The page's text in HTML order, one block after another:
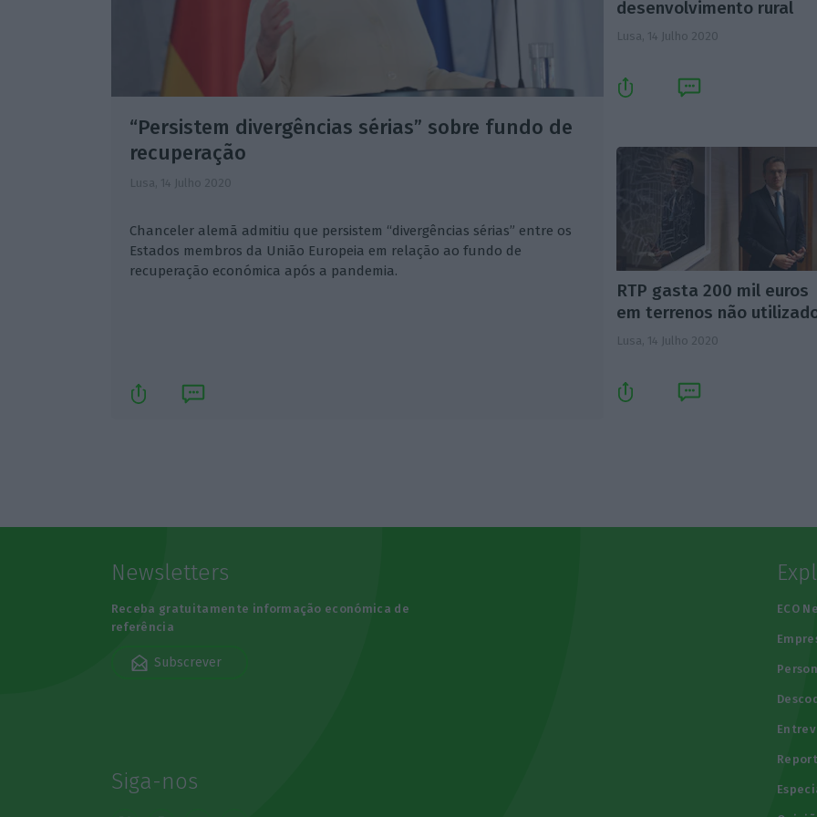
“Persistem divergências sérias” sobre fundo de
recuperação
Lusa, 14 Julho 2020
Chanceler alemã admitiu que persistem “divergências sérias” entre os
Estados membros da União Europeia em relação ao fundo de
recuperação económica após a pandemia.
desenvolvimento rural
Lusa, 14 Julho 2020
RTP gasta 200 mil euros
em terrenos não
Lusa, 14 Julho 2020
Newsletters
Receba gratuitamente informação económica de
referência
Subscrever
Siga-nos
ECO